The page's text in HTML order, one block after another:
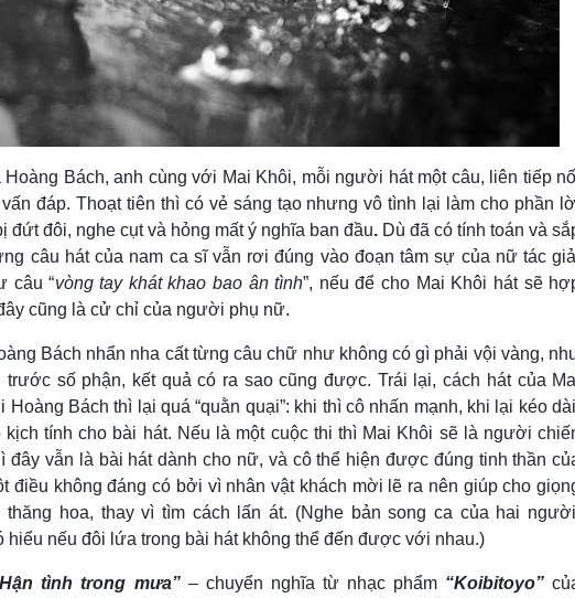
Hoàng Bách, anh cùng với Mai Khôi, mỗi người hát một câu, liên tiếp
đáp. Thoạt tiên thì có vẻ sáng tạo nhưng vô tình lại làm cho phần
đứt đôi, nghe cụt và hỏng mất ý nghĩa ban đầu. Dù đã có tính toán và
câu hát của nam ca sĩ vẫn rơi đúng vào đoạn tâm sự của nữ tác
câu “vòng tay khát khao bao ân tình”, nếu để cho Mai Khôi hát sẽ
cũng là cử chỉ của người phụ nữ.
Bách nhẩn nha cất từng câu chữ như không có gì phải vội vàng,
số phận, kết quả có ra sao cũng được. Trái lại, cách hát của
Hoàng Bách thì lại quá “quằn quại”: khi thì cô nhấn mạnh, khi lại kéo
kịch tính cho bài hát. Nếu là một cuộc thi thì Mai Khôi sẽ là người
đây vẫn là bài hát dành cho nữ, và cô thể hiện được đúng tinh thần
điều không đáng có bởi vì nhân vật khách mời lẽ ra nên giúp cho
hoa, thay vì tìm cách lấn át. (Nghe bản song ca của hai
hiểu nếu đôi lứa trong bài hát không thể đến được với nhau.)
tình trong mưa”– chuyển nghĩa từ nhạc phẩm “Koibitoyo”